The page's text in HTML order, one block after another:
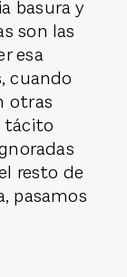
basura y
son las
esa
cuando
otras
tácito
resto de
pasamos